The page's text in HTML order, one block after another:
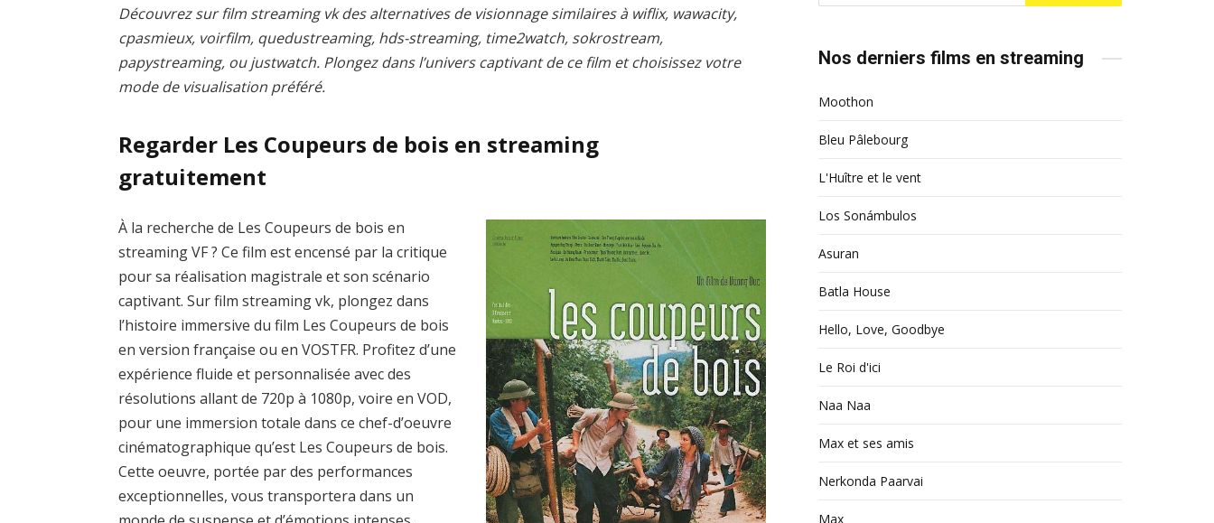
Découvrez sur film streaming vk des alternatives de visionnage similaires à wiflix, wawacity,
cpasmieux, voirfilm, quedustreaming, hds-streaming, time2watch, sokrostream,
papystreaming, ou justwatch. Plongez dans l’univers captivant de ce film et choisissez votre
mode de visualisation préféré.
Regarder Les Coupeurs de bois en streaming
gratuitement
À la recherche de Les Coupeurs de bois en
streaming VF ? Ce film est encensé par la critique
pour sa réalisation magistrale et son scénario
captivant. Sur film streaming vk, plongez dans
l’histoire immersive du film Les Coupeurs de bois
en version française ou en VOSTFR. Profitez d’une
expérience fluide et personnalisée avec des
résolutions allant de 720p à 1080p, voire en VOD,
pour une immersion totale dans ce chef-d’oeuvre
cinématographique qu’est Les Coupeurs de bois.
Cette oeuvre, portée par des performances
exceptionnelles, vous transportera dans un
Nos derniers films en streaming
Moothon
Bleu Pâlebourg
L'Huître et le vent
Los Sonámbulos
Asuran
Batla House
Hello, Love, Goodbye
Le Roi d'ici
Naa Naa
Max et ses amis
Nerkonda Paarvai
Max